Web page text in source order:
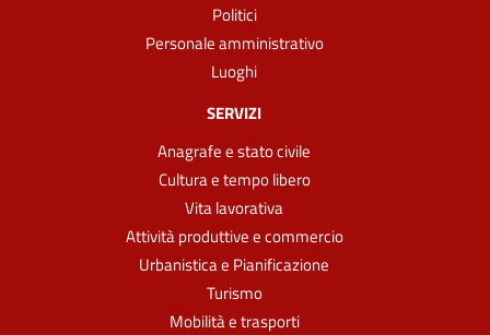
Politici
Personale amministrativo
Luoghi
SERVIZI
Anagrafe e stato civile
Cultura e tempo libero
Vita lavorativa
Attività produttive e commercio
Urbanistica e Pianificazione
Turismo
Mobilità e trasporti